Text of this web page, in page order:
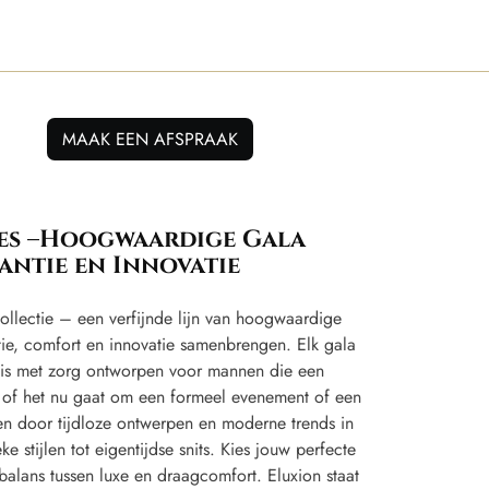
MAAK EEN AFSPRAAK
–Hoogwaardige Gala
en Innovatie
– een verfijnde lijn van hoogwaardige
comfort en innovatie samenbrengen. Elk gala
met zorg ontworpen voor mannen die een
het nu gaat om een formeel evenement of een
door tijdloze ontwerpen en moderne trends in
stijlen tot eigentijdse snits. Kies jouw perfecte
tussen luxe en draagcomfort. Eluxion staat